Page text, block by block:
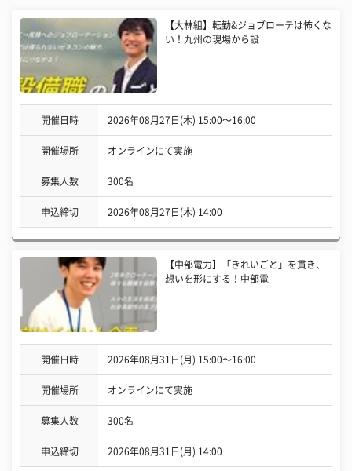
【大林組】転勤&ジョブローテは怖くな
い！九州の現場から設
開催日時 2026年08月27日(木) 15:00〜16:00
開催場所 オンラインにて実施
募集人数 300名
申込締切 2026年08月27日(木) 14:00
【中部電力】「きれいごと」を貫き、
想いを形にする！中部電
開催日時 2026年08月31日(月) 15:00〜16:00
開催場所 オンラインにて実施
募集人数 300名
申込締切 2026年08月31日(月) 14:00